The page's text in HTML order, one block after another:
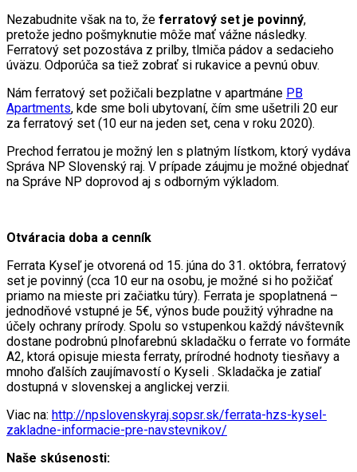
Nezabudnite však na to, že ferratový set je povinný,
pretože jedno pošmyknutie môže mať vážne následky.
Ferratový set pozostáva z prilby, tlmiča pádov a sedacieho
úväzu. Odporúča sa tiež zobrať si rukavice a pevnú obuv.
Nám ferratový set požičali bezplatne v apartmáne PB
Apartments, kde sme boli ubytovaní, čím sme ušetrili 20 eur
za ferratový set (10 eur na jeden set, cena v roku 2020).
Prechod ferratou je možný len s platným lístkom, ktorý vydáva
Správa NP Slovenský raj. V prípade záujmu je možné objednať
na Správe NP doprovod aj s odborným výkladom.
Otváracia doba a cenník
Ferrata Kyseľ je otvorená od 15. júna do 31. októbra, ferratový
set je povinný (cca 10 eur na osobu, je možné si ho požičať
priamo na mieste pri začiatku túry). Ferrata je spoplatnená –
jednodňové vstupné je 5€, výnos bude použitý výhradne na
účely ochrany prírody. Spolu so vstupenkou každý návštevník
dostane podrobnú plnofarebnú skladačku o ferrate vo formáte
A2, ktorá opisuje miesta ferraty, prírodné hodnoty tiesňavy a
mnoho ďalších zaujímavostí o Kyseli . Skladačka je zatiaľ
dostupná v slovenskej a anglickej verzii.
Viac na: http://npslovenskyraj.sopsr.sk/ferrata-hzs-kysel-
zakladne-informacie-pre-navstevnikov/
Naše skúsenosti: